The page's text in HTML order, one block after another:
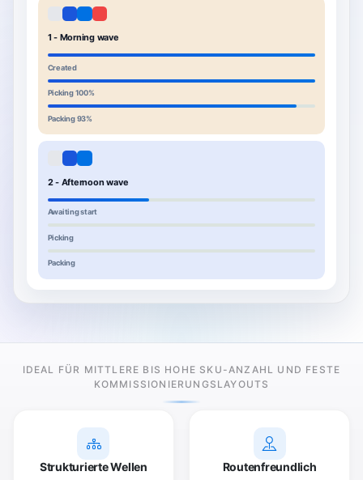
1 - Morning wave
Created
Picking 100%
Packing 93%
2 - Afternoon wave
Awaiting start
Picking
Packing
IDEAL FÜR MITTLERE BIS HOHE SKU-ANZAHL UND FESTE
KOMMISSIONIERUNGSLAYOUTS
Strukturierte Wellen Routenfreundlich